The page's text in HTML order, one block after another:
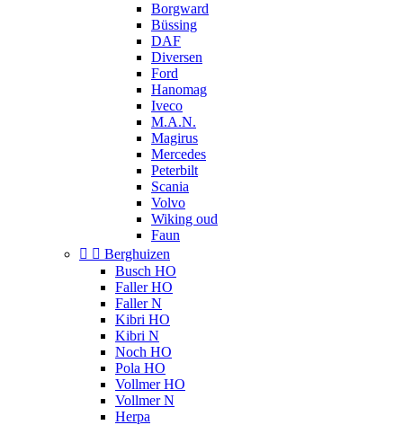
Borgward
Büssing
DAF
Diversen
Ford
Hanomag
Iveco
M.A.N.
Magirus
Mercedes
Peterbilt
Scania
Volvo
Wiking oud
Faun
  Berghuizen
Busch HO
Faller HO
Faller N
Kibri HO
Kibri N
Noch HO
Pola HO
Vollmer HO
Vollmer N
Herpa